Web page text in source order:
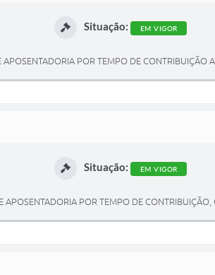
Situação: EM VIGOR
POR TEMPO DE CONTRIBUIÇÃO
Situação: EM VIGOR
APOSENTADORIA POR TEMPO DE CONTRIBUIÇÃO,